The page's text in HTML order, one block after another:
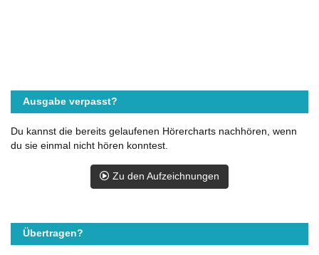
Ausgabe verpasst?
Du kannst die bereits gelaufenen Hörercharts nachhören, wenn
du sie einmal nicht hören konntest.
Zu den Aufzeichnungen
Übertragen?